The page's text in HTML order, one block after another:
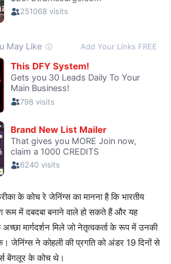
के कोच रे जेनिंग्स का मानना है कि भारतीय
रूम में दबदबा बनाने वाले हो सकते हैं और यह
मार्गदर्शन मिले जो नेतृत्वकर्ता के रूप में उनकी
जेनिंग्स ने कोहली की प्रगति को अंडर 19 दिनों से
बेंगलूर के कोच थे।